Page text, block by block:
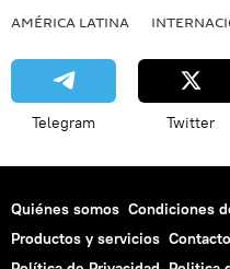
AMÉRICA LATINA
Telegram Twitter
Quiénes somos Condiciones
Productos y servicios Contacto